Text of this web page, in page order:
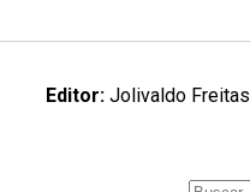
Editor:Jolivaldo Freitas